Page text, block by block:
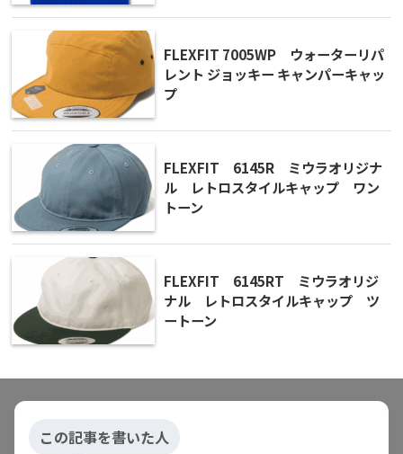
FLEXFIT 7005WP ウォーターリパ
レント ジョッキー キャンパーキャッ
プ
FLEXFIT 6145R ミウラオリジナ
ル レトロスタイルキャップ ワン
トーン
FLEXFIT 6145RT ミウラオリジ
ナル レトロスタイルキャップ ツ
ートーン
この記事を書いた人